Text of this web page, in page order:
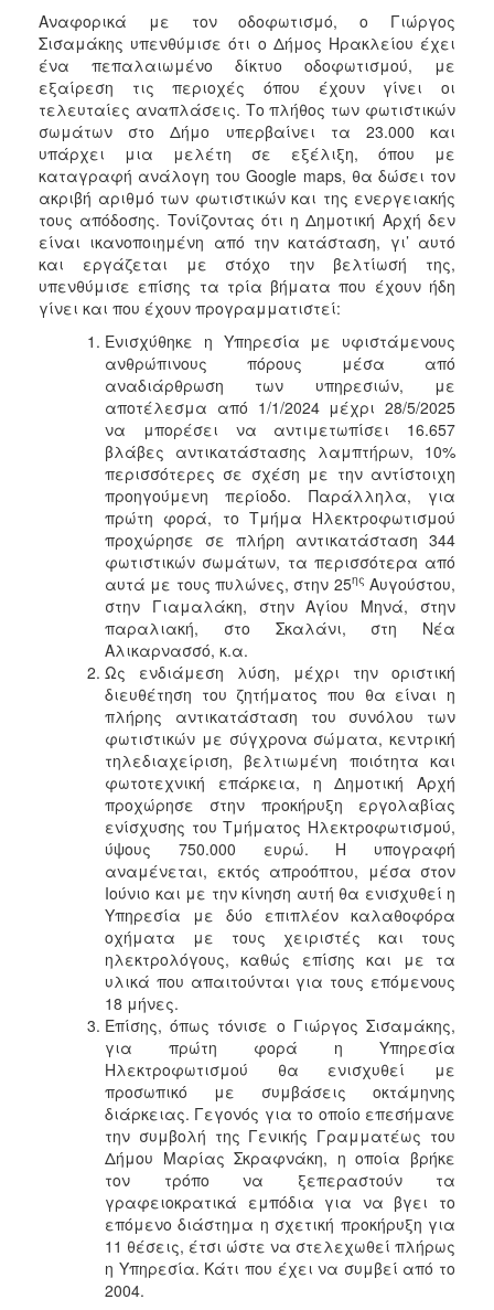
Αναφορικά με τον οδοφωτισμό, ο Γιώργος
Σισαμάκης υπενθύμισε ότι ο Δήμος Ηρακλείου έχει
ένα πεπαλαιωμένο δίκτυο οδοφωτισμού, με
εξαίρεση τις περιοχές όπου έχουν γίνει οι
τελευταίες αναπλάσεις. Το πλήθος των φωτιστικών
σωμάτων στο Δήμο υπερβαίνει τα 23.000 και
υπάρχει μια μελέτη σε εξέλιξη, όπου με
καταγραφή ανάλογη του Google maps, θα δώσει τον
ακριβή αριθμό των φωτιστικών και της ενεργειακής
τους απόδοσης. Τονίζοντας ότι η Δημοτική Αρχή δεν
είναι ικανοποιημένη από την κατάσταση, γι’ αυτό
και εργάζεται με στόχο την βελτίωσή της,
υπενθύμισε επίσης τα τρία βήματα που έχουν ήδη
γίνει και που έχουν προγραμματιστεί:
Ενισχύθηκε η Υπηρεσία με υφιστάμενους
ανθρώπινους πόρους μέσα από
αναδιάρθρωση των υπηρεσιών, με
αποτέλεσμα από 1/1/2024 μέχρι 28/5/2025
να μπορέσει να αντιμετωπίσει 16.657
βλάβες αντικατάστασης λαμπτήρων, 10%
περισσότερες σε σχέση με την αντίστοιχη
προηγούμενη περίοδο. Παράλληλα, για
πρώτη φορά, το Τμήμα Ηλεκτροφωτισμού
προχώρησε σε πλήρη αντικατάσταση 344
φωτιστικών σωμάτων, τα περισσότερα από
αυτά με τους πυλώνες, στην 25ης Αυγούστου,
στην Γιαμαλάκη, στην Αγίου Μηνά, στην
παραλιακή, στο Σκαλάνι, στη Νέα
Αλικαρνασσό, κ.α.
Ως ενδιάμεση λύση, μέχρι την οριστική
διευθέτηση του ζητήματος που θα είναι η
πλήρης αντικατάσταση του συνόλου των
φωτιστικών με σύγχρονα σώματα, κεντρική
τηλεδιαχείριση, βελτιωμένη ποιότητα και
φωτοτεχνική επάρκεια, η Δημοτική Αρχή
προχώρησε στην προκήρυξη εργολαβίας
ενίσχυσης του Τμήματος Ηλεκτροφωτισμού,
ύψους 750.000 ευρώ. Η υπογραφή
αναμένεται, εκτός απροόπτου, μέσα στον
Ιούνιο και με την κίνηση αυτή θα ενισχυθεί η
Υπηρεσία με δύο επιπλέον καλαθοφόρα
οχήματα με τους χειριστές και τους
ηλεκτρολόγους, καθώς επίσης και με τα
υλικά που απαιτούνται για τους επόμενους
18 μήνες.
Επίσης, όπως τόνισε ο Γιώργος Σισαμάκης,
για πρώτη φορά η Υπηρεσία
Ηλεκτροφωτισμού θα ενισχυθεί με
προσωπικό με συμβάσεις οκτάμηνης
διάρκειας. Γεγονός για το οποίο επεσήμανε
την συμβολή της Γενικής Γραμματέως του
Δήμου Μαρίας Σκραφνάκη, η οποία βρήκε
τον τρόπο να ξεπεραστούν τα
γραφειοκρατικά εμπόδια για να βγει το
επόμενο διάστημα η σχετική προκήρυξη για
11 θέσεις, έτσι ώστε να στελεχωθεί πλήρως
η Υπηρεσία. Κάτι που έχει να συμβεί από το
2004.